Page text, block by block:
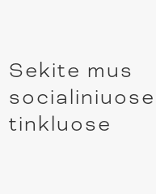
Sekite mus
socialiniuose
tinkluose